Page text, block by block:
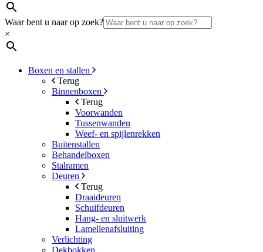
Waar bent u naar op zoek?
×
Boxen en stallen
Terug
Binnenboxen
Terug
Voorwanden
Tussenwanden
Weef- en spijlenrekken
Buitenstallen
Behandelboxen
Stalramen
Deuren
Terug
Draaideuren
Schuifdeuren
Hang- en sluitwerk
Lamellenafsluiting
Verlichting
Dekbokken